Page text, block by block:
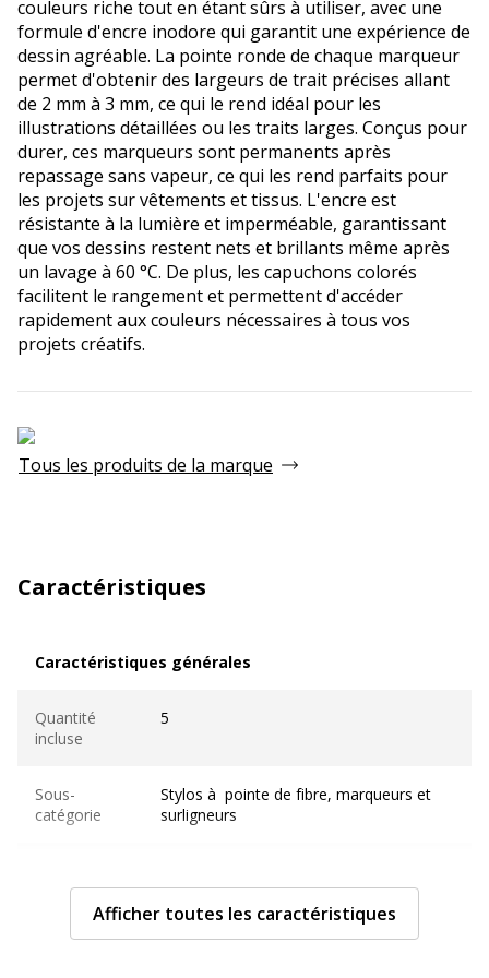
couleurs riche tout en étant sûrs à utiliser, avec une
formule d'encre inodore qui garantit une expérience de
dessin agréable. La pointe ronde de chaque marqueur
permet d'obtenir des largeurs de trait précises allant
de 2 mm à 3 mm, ce qui le rend idéal pour les
illustrations détaillées ou les traits larges. Conçus pour
durer, ces marqueurs sont permanents après
repassage sans vapeur, ce qui les rend parfaits pour
les projets sur vêtements et tissus. L'encre est
résistante à la lumière et imperméable, garantissant
que vos dessins restent nets et brillants même après
un lavage à 60 °C. De plus, les capuchons colorés
facilitent le rangement et permettent d'accéder
rapidement aux couleurs nécessaires à tous vos
projets créatifs.
Tous les produits de la marque
Caractéristiques
Caractéristiques générales
Quantité
incluse
5
Sous-
catégorie
Stylos à pointe de fibre, marqueurs et
surligneurs
produit
Caractéristiques techniques
Afficher toutes les caractéristiques